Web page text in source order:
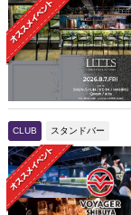
CLUB スタンドバー